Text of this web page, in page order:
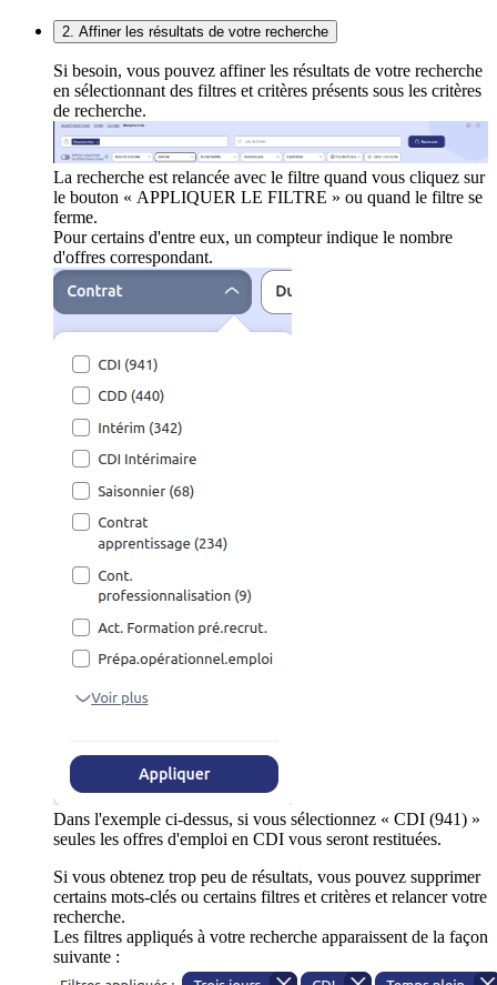
2. Affiner les résultats de votre recherche
Si besoin, vous pouvez affiner les résultats de votre recherche
en sélectionnant des filtres et critères présents sous les critères
de recherche.
La recherche est relancée avec le filtre quand vous cliquez sur
le bouton « APPLIQUER LE FILTRE » ou quand le filtre se
ferme.
Pour certains d'entre eux, un compteur indique le nombre
d'offres correspondant.
Dans l'exemple ci-dessus, si vous sélectionnez « CDI (941) »
seules les offres d'emploi en CDI vous seront restituées.
Si vous obtenez trop peu de résultats, vous pouvez supprimer
certains mots-clés ou certains filtres et critères et relancer votre
recherche.
Les filtres appliqués à votre recherche apparaissent de la façon
suivante :